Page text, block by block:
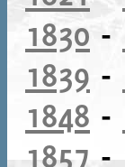
1830 -
1839 -
1848 -
1857 -